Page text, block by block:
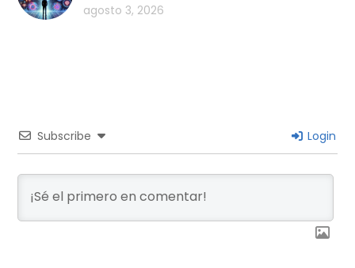
agosto 3, 2026
Subscribe Login